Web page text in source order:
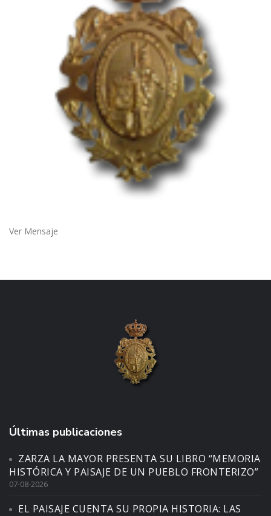
Ver Mensaje
Últimas publicaciones
ZARZA LA MAYOR PRESENTA SU LIBRO “MEMORIA
HISTÓRICA Y PAISAJE DE UN PUEBLO FRONTERIZO”
07-08-2026
EL PAISAJE CUENTA SU PROPIA HISTORIA: LAS